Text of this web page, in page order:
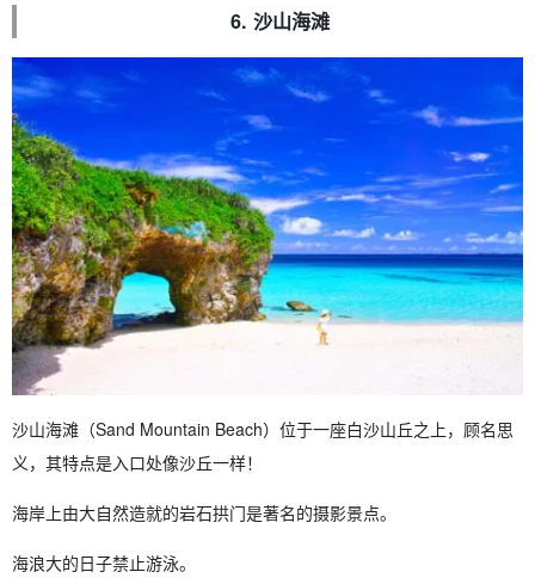
6. 沙山海滩
沙山海滩（Sand Mountain Beach）位于一座白沙山丘之上，顾名思
义，其特点是入口处像沙丘一样！
海岸上由大自然造就的岩石拱门是著名的摄影景点。
海浪大的日子禁止游泳。